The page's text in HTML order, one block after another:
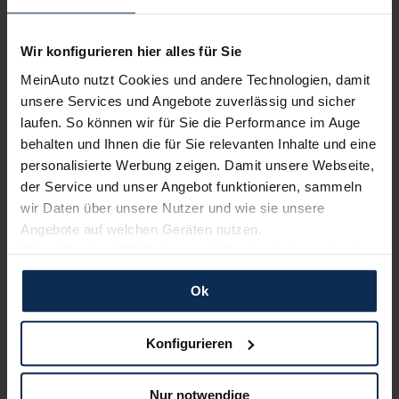
Wir konfigurieren hier alles für Sie
MeinAuto nutzt Cookies und andere Technologien, damit
unsere Services und Angebote zuverlässig und sicher
laufen. So können wir für Sie die Performance im Auge
behalten und Ihnen die für Sie relevanten Inhalte und eine
personalisierte Werbung zeigen. Damit unsere Webseite,
der Service und unser Angebot funktionieren, sammeln
wir Daten über unsere Nutzer und wie sie unsere
Angebote auf welchen Geräten nutzen.
Wenn Sie das „OK“ finden, sind Sie damit einverstanden
und erlauben uns Cookies für unseren Service zu
verwenden und diese Daten an Dritte weiterzugeben,
etwa an unsere Marketingpartner. Falls Sie dem nicht
zustimmen möchten, beschränken wir uns auf die
dann nicht auf Sie zuschneiden und Sie somit nicht
Ok
Konfigurieren
Nur notwendige
haben sich weiterentwickelt. Jetzt zieht auch Ford nach. Wir
testen den modellgepflegten Ford Focus als Kombi Turnier.
Artikel lesen
Weitere Artikel im Automagazin
zum Automagazin
Nachrichten
KI-generiert